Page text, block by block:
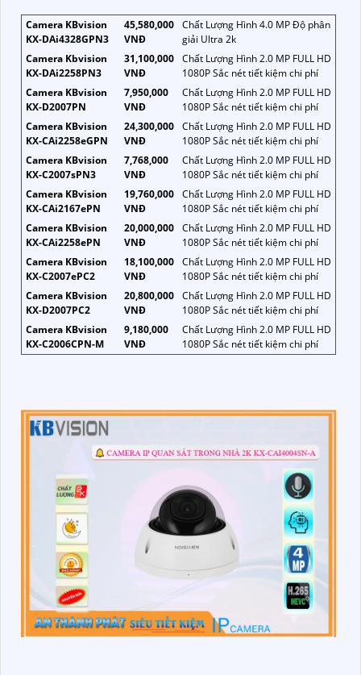
Camera KBvision
KX-DAi4328GPN3
45,580,000
VNĐ
Chất Lượng Hình 4.0 MP Độ phân
giải Ultra 2k
Camera Kbvision
KX-DAi2258PN3
31,100,000
VNĐ
Chất Lượng Hình 2.0 MP FULL HD
1080P Sắc nét tiết kiệm chi phí
Camera KBvision
KX-D2007PN
7,950,000
VNĐ
Chất Lượng Hình 2.0 MP FULL HD
1080P Sắc nét tiết kiệm chi phí
Camera KBvision
KX-CAi2258eGPN
24,300,000
VNĐ
Chất Lượng Hình 2.0 MP FULL HD
1080P Sắc nét tiết kiệm chi phí
Camera KBvision
KX-C2007sPN3
7,768,000
VNĐ
Chất Lượng Hình 2.0 MP FULL HD
1080P Sắc nét tiết kiệm chi phí
Camera KBvision
KX-CAi2167ePN
19,760,000
VNĐ
Chất Lượng Hình 2.0 MP FULL HD
1080P Sắc nét tiết kiệm chi phí
Camera KBvision
KX-CAi2258ePN
20,000,000
VNĐ
Chất Lượng Hình 2.0 MP FULL HD
1080P Sắc nét tiết kiệm chi phí
Camera KBvision
KX-C2007ePC2
18,100,000
VNĐ
Chất Lượng Hình 2.0 MP FULL HD
1080P Sắc nét tiết kiệm chi phí
Camera KBvision
KX-D2007PC2
20,800,000
VNĐ
Chất Lượng Hình 2.0 MP FULL HD
1080P Sắc nét tiết kiệm chi phí
Camera KBvision
KX-C2006CPN-M
9,180,000
VNĐ
Chất Lượng Hình 2.0 MP FULL HD
1080P Sắc nét tiết kiệm chi phí